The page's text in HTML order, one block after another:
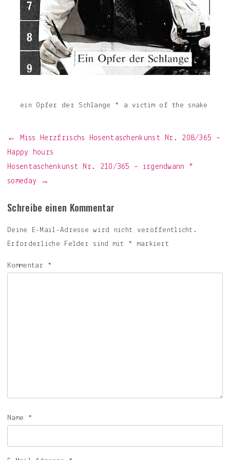
ein Opfer der Schlange * a victim of the snake
Beitragsnavigation
← Miss Herzfrischs Hosentaschenkunst Nr. 208/365 –
Happy hours
Hosentaschenkunst Nr. 210/365 – irgendwann *
someday →
Schreibe einen Kommentar
Deine E-Mail-Adresse wird nicht veröffentlicht.
Erforderliche Felder sind mit * markiert
Kommentar *
Name *